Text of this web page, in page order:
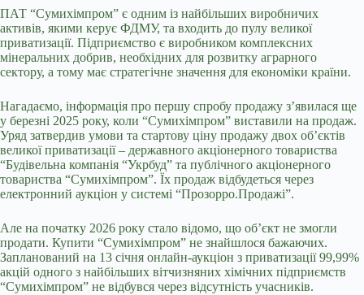
ПАТ “Сумихімпром” є одним із найбільших виробничих
активів, якими керує ФДМУ, та входить до пулу великої
приватизації. Підприємство є виробником комплексних
мінеральних добрив, необхідних для розвитку аграрного
сектору, а тому має стратегічне значення для економіки країни.
Нагадаємо, інформація про першу спробу продажу зʼявилася ще
у березні 2025 року, коли “Сумихімпром” виставили на продаж.
Уряд затвердив умови та стартову ціну продажу двох об’єктів
великої приватизації – державного акціонерного товариства
“Будівельна компанія “Укрбуд” та публічного акціонерного
товариства “Сумихімпром”. Їх продаж відбудеться через
електронний аукціон у системі “Прозорро.Продажі”.
Але на початку 2026 року стало відомо, що об’єкт не змогли
продати. Купити “Сумихімпром” не знайшлося бажаючих.
Запланований на 13 січня онлайн-аукціон з приватизації 99,99%
акцій одного з найбільших вітчизняних хімічних підприємств
“Сумихімпром” не відбувся через відсутність учасників.